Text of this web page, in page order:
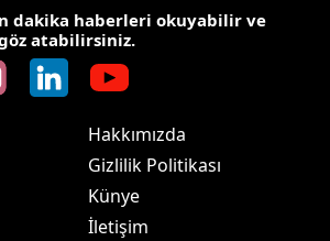
dakika haberleri okuyabilir ve
atabilirsiniz.
Hakkımızda
Gizlilik Politikası
Künye
İletişim